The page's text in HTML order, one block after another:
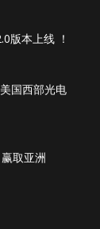
版本上线 ！
国西部光电
取亚洲